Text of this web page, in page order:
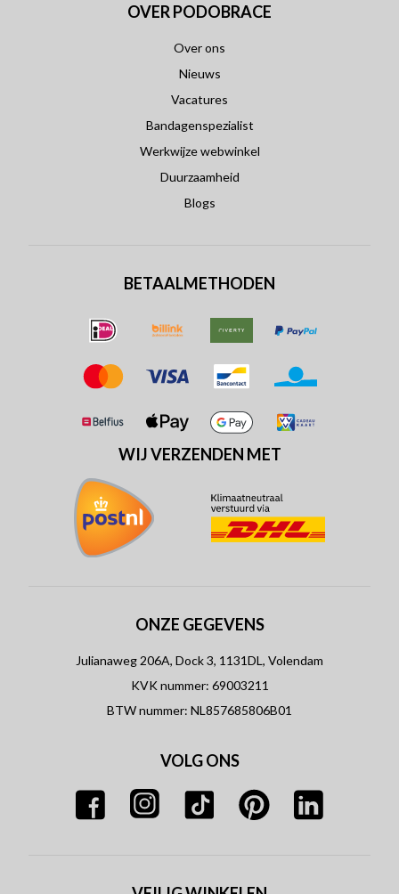
OVER PODOBRACE
Over ons
Nieuws
Vacatures
Bandagenspezialist
Werkwijze webwinkel
Duurzaamheid
Blogs
BETAALMETHODEN
WIJ VERZENDEN MET
ONZE GEGEVENS
Julianaweg 206A, Dock 3, 1131DL, Volendam
KVK nummer: 69003211
BTW nummer: NL857685806B01
VOLG ONS